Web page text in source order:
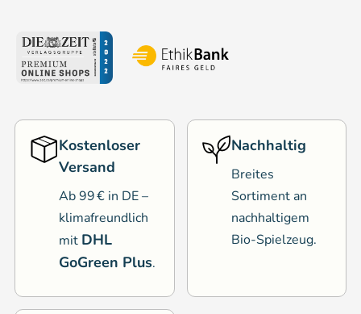
Kostenloser
Versand
Ab 99 € in DE –
klimafreundlich
mit DHL
GoGreen Plus.
Nachhaltig
Breites
Sortiment an
nachhaltigem
Bio-Spielzeug.